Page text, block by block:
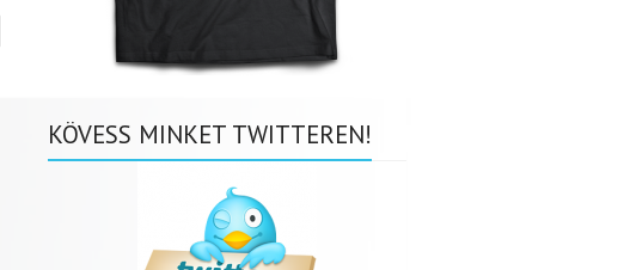
KÖVESS MINKET TWITTEREN!